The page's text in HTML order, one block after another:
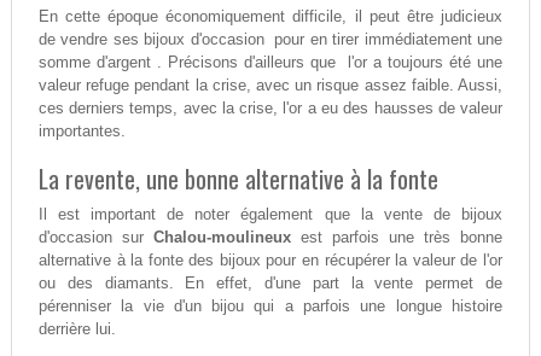
En cette époque économiquement difficile, il peut être judicieux
de vendre ses bijoux d'occasion pour en tirer immédiatement une
somme d'argent . Précisons d'ailleurs que l'or a toujours été une
valeur refuge pendant la crise, avec un risque assez faible. Aussi,
ces derniers temps, avec la crise, l'or a eu des hausses de valeur
importantes.
La revente, une bonne alternative à la fonte
Il est important de noter également que la vente de bijoux
d'occasion sur Chalou-moulineuxest parfois une très bonne
alternative à la fonte des bijoux pour en récupérer la valeur de l'or
ou des diamants. En effet, d'une part la vente permet de
pérenniser la vie d'un bijou qui a parfois une longue histoire
derrière lui.